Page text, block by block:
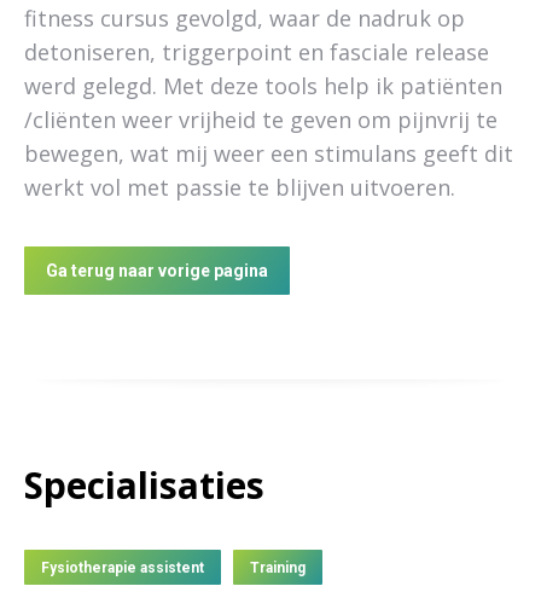
fitness cursus gevolgd, waar de nadruk op
detoniseren, triggerpoint en fasciale release
werd gelegd. Met deze tools help ik patiënten
/cliënten weer vrijheid te geven om pijnvrij te
bewegen, wat mij weer een stimulans geeft dit
werkt vol met passie te blijven uitvoeren.
Ga terug naar vorige pagina
Specialisaties
Fysiotherapie assistent Training